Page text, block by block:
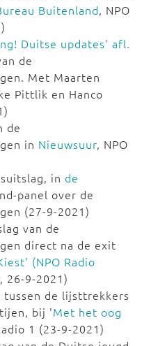
Buitenland, NPO
Duitse updates' afl.
de
Met Maarten
Pittlik en Hanco
de
in Nieuwsuur, NPO
in de
panel over de
(27-9-2021)
van de
direct na de exit
(NPO Radio
26-9-2021)
de lijsttrekkers
bij 'Met het oog
1 (23-9-2021)